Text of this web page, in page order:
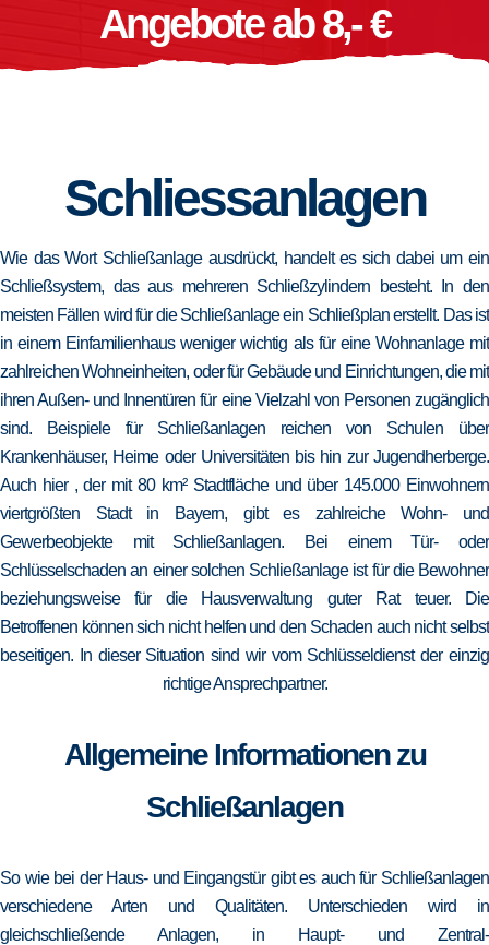
Angebote ab 8,- €
Schliessanlagen
Wie das Wort Schließanlage ausdrückt, handelt es sich dabei um ein
Schließsystem, das aus mehreren Schließzylindern besteht. In den
meisten Fällen wird für die Schließanlage ein Schließplan erstellt. Das ist
in einem Einfamilienhaus weniger wichtig als für eine Wohnanlage mit
zahlreichen Wohneinheiten, oder für Gebäude und Einrichtungen, die mit
ihren Außen- und Innentüren für eine Vielzahl von Personen zugänglich
sind. Beispiele für Schließanlagen reichen von Schulen über
Krankenhäuser, Heime oder Universitäten bis hin zur Jugendherberge.
Auch hier , der mit 80 km² Stadtfläche und über 145.000 Einwohnern
viertgrößten Stadt in Bayern, gibt es zahlreiche Wohn- und
Gewerbeobjekte mit Schließanlagen. Bei einem Tür- oder
Schlüsselschaden an einer solchen Schließanlage ist für die Bewohner
beziehungsweise für die Hausverwaltung guter Rat teuer. Die
Betroffenen können sich nicht helfen und den Schaden auch nicht selbst
beseitigen. In dieser Situation sind wir vom Schlüsseldienst der einzig
richtige Ansprechpartner.
Allgemeine Informationen zu
Schließanlagen
So wie bei der Haus- und Eingangstür gibt es auch für Schließanlagen
verschiedene Arten und Qualitäten. Unterschieden wird in
gleichschließende Anlagen, in Haupt- und Zentral-